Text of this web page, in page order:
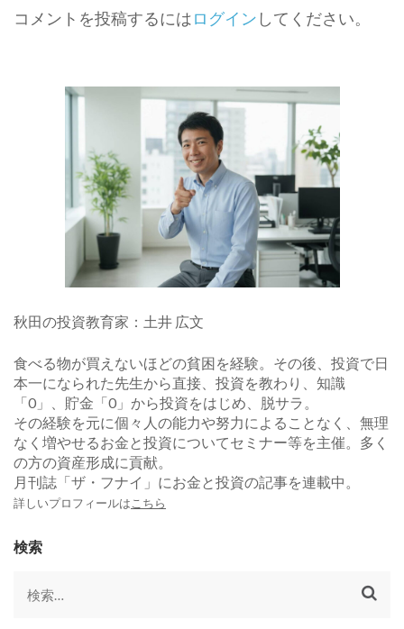
ー
コメントを投稿するにはログイン してください。
秋田の投資教育家：土井 広文
食べる物が買えないほどの貧困を経験。その後、投資で日
本一になられた先生から直接、投資を教わり、知識
「0」、貯金「0」から投資をはじめ、脱サラ。
その経験を元に個々人の能力や努力によることなく、無理
なく増やせるお金と投資についてセミナー等を主催。多く
の方の資産形成に貢献。
月刊誌「ザ・フナイ」にお金と投資の記事を連載中。
詳しいプロフィールは こちら
検索
検